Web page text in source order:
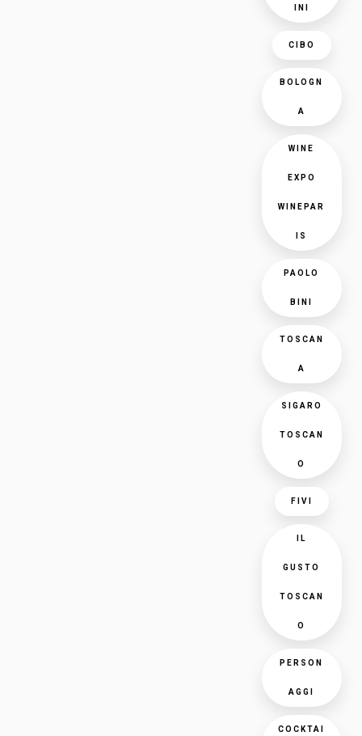
INI
CIBO
BOLOGN
A
WINE
EXPO
WINEPAR
IS
PAOLO
BINI
TOSCAN
A
SIGARO
TOSCAN
O
FIVI
IL
GUSTO
TOSCAN
O
PERSON
AGGI
COCKTAI